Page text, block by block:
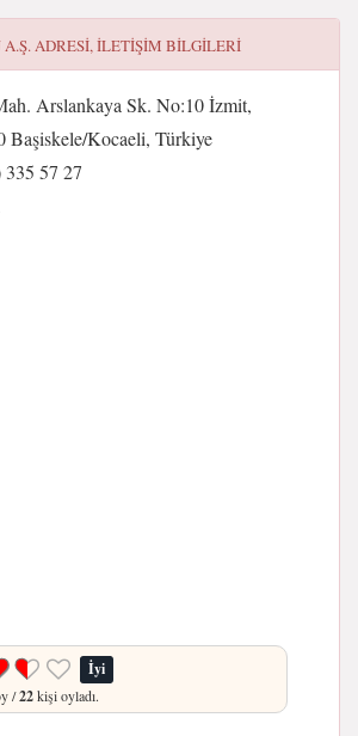
ADRESI, ILETIŞIM BILGILERI
Arslankaya Sk. No:10 İzmit,
Başiskele/Kocaeli, Türkiye
335 57 27
İyi
/22kişi oyladı.